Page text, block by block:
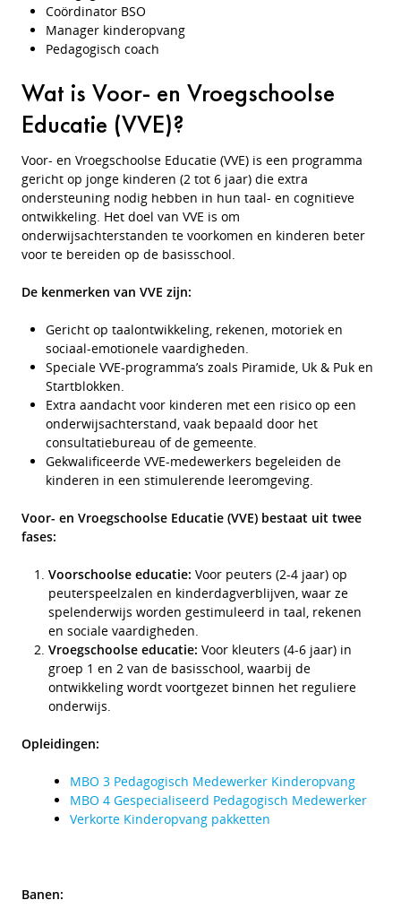
Coördinator BSO
Manager kinderopvang
Pedagogisch coach
Wat is Voor- en Vroegschoolse
Educatie (VVE)?
Voor- en Vroegschoolse Educatie (VVE) is een programma
gericht op jonge kinderen (2 tot 6 jaar) die extra
ondersteuning nodig hebben in hun taal- en cognitieve
ontwikkeling. Het doel van VVE is om
onderwijsachterstanden te voorkomen en kinderen beter
voor te bereiden op de basisschool.
De kenmerken van VVE zijn:
Gericht op taalontwikkeling, rekenen, motoriek en
sociaal-emotionele vaardigheden.
Speciale VVE-programma’s zoals Piramide, Uk & Puk en
Startblokken.
Extra aandacht voor kinderen met een risico op een
onderwijsachterstand, vaak bepaald door het
consultatiebureau of de gemeente.
Gekwalificeerde VVE-medewerkers begeleiden de
kinderen in een stimulerende leeromgeving.
Voor- en Vroegschoolse Educatie (VVE) bestaat uit twee
fases:
Voorschoolse educatie: Voor peuters (2-4 jaar) op
peuterspeelzalen en kinderdagverblijven, waar ze
spelenderwijs worden gestimuleerd in taal, rekenen
en sociale vaardigheden.
Vroegschoolse educatie: Voor kleuters (4-6 jaar) in
groep 1 en 2 van de basisschool, waarbij de
ontwikkeling wordt voortgezet binnen het reguliere
onderwijs.
Opleidingen:
MBO 3 Pedagogisch Medewerker Kinderopvang
MBO 4 Gespecialiseerd Pedagogisch Medewerker
Verkorte Kinderopvang pakketten
Banen: